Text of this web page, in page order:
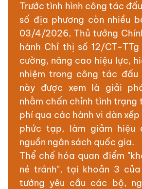
Trước tình hình công tác
số địa phương còn nhiều
03/4/2026, Thủ tướng
hành Chỉ thị số 12/CT-
cường, nâng cao hiệu lực,
nhiệm trong công tác
này được xem là giải
nhằm chấn chỉnh tình trạng
phí qua các hành vi dàn xếp
phức tạp, làm giảm hiệu
nguồn ngân sách quốc gia.
Thể chế hóa quan điểm
né tránh", tại khoản 3
tướng yêu cầu các bộ,